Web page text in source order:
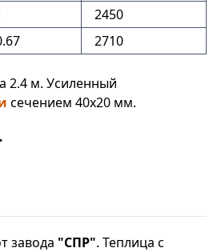
2450
2710
2.4 м. Усиленный
сечением 40х20 мм.
завода "СПР". Теплица с